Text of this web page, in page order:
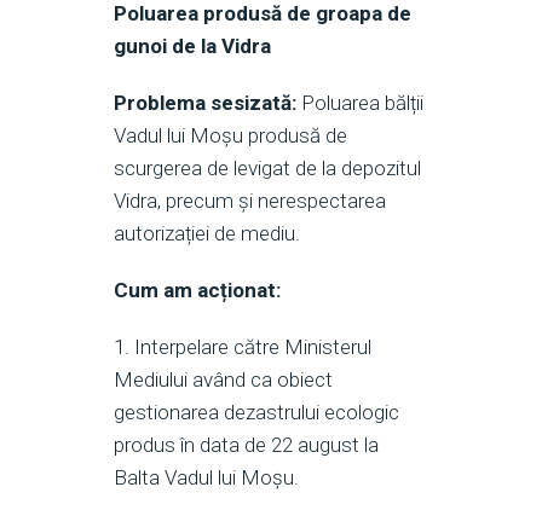
Poluarea produsă de groapa de
gunoi de la Vidra
Problema sesizată: Poluarea bălții
Vadul lui Moșu produsă de
scurgerea de levigat de la depozitul
Vidra, precum și nerespectarea
autorizației de mediu.
Cum am acționat:
1. Interpelare către Ministerul
Mediului având ca obiect
gestionarea dezastrului ecologic
produs în data de 22 august la
Balta Vadul lui Moșu.